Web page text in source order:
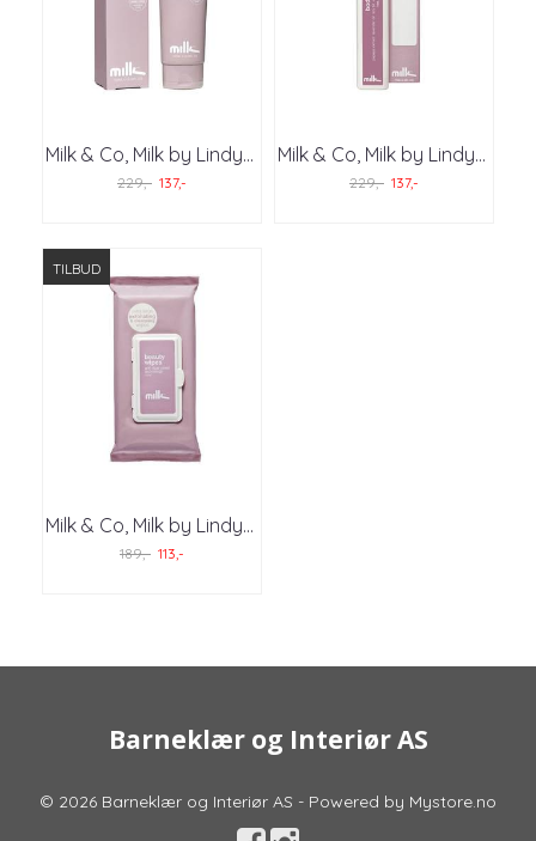
Milk & Co, Milk by Lindy...
229,- 137,-
Milk & Co, Milk by Lindy...
229,- 137,-
TILBUD
Milk & Co, Milk by Lindy...
189,- 113,-
Barneklær og Interiør AS
© 2026 Barneklær og Interiør AS - Powered by Mystore.no